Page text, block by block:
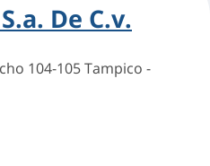
De C.v.
104-105 Tampico -